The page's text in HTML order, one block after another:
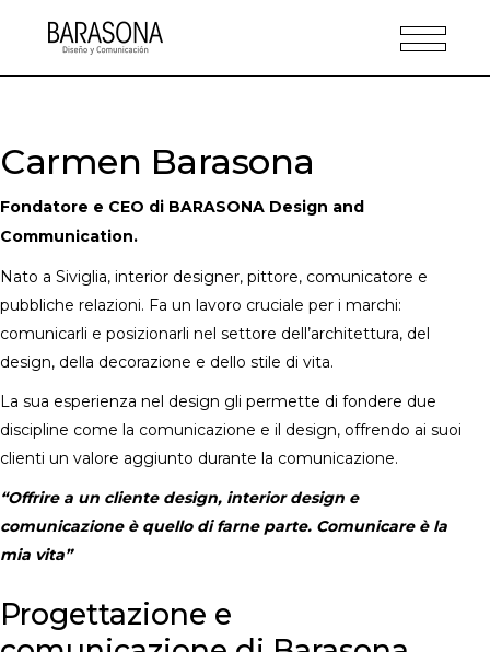
Carmen Barasona
Fondatore e CEO di BARASONA Design and
Communication.
Nato a Siviglia, interior designer, pittore, comunicatore e
pubbliche relazioni. Fa un lavoro cruciale per i marchi:
comunicarli e posizionarli nel settore dell’architettura, del
design, della decorazione e dello stile di vita.
La sua esperienza nel design gli permette di fondere due
discipline come la comunicazione e il design, offrendo ai suoi
clienti un valore aggiunto durante la comunicazione.
“Offrire a un cliente design, interior design e
comunicazione è quello di farne parte. Comunicare è la
mia vita”
Progettazione e